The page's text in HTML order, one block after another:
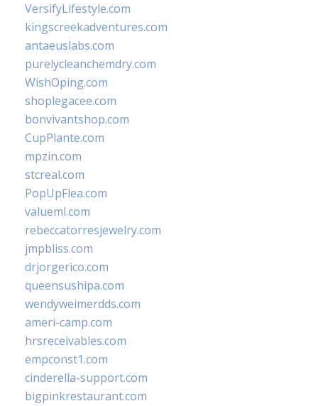
VersifyLifestyle.com
kingscreekadventures.com
antaeuslabs.com
purelycleanchemdry.com
WishOping.com
shoplegacee.com
bonvivantshop.com
CupPlante.com
mpzin.com
stcreal.com
PopUpFlea.com
valueml.com
rebeccatorresjewelry.com
jmpbliss.com
drjorgerico.com
queensushipa.com
wendyweimerdds.com
ameri-camp.com
hrsreceivables.com
empconst1.com
cinderella-support.com
bigpinkrestaurant.com